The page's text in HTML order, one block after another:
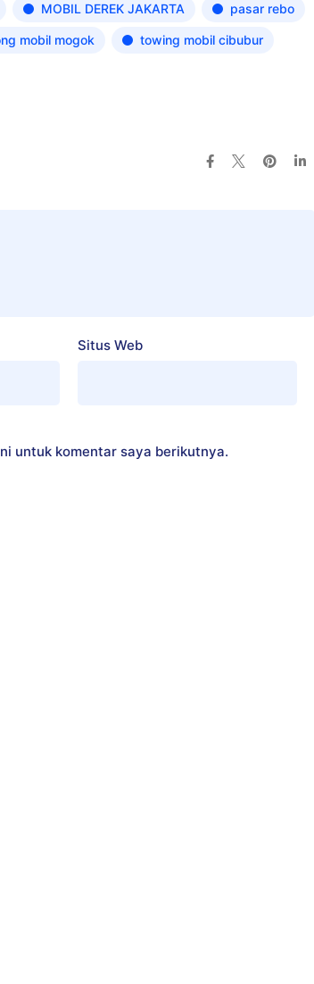
MOBIL DEREK JAKARTA pasar rebo
mobil mogok towing mobil cibubur
Situs Web
untuk komentar saya berikutnya.